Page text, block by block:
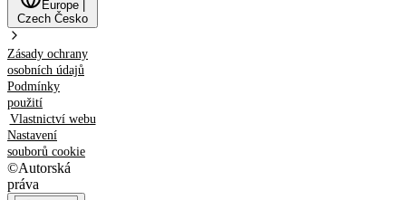
Europe
Czech Česko
Zásady ochrany
osobních údajů
Podmínky
použití
Vlastnictví webu
Nastavení
souborů cookie
©Autorská
práva